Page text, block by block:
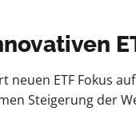
neuen ETF
Steigerung der